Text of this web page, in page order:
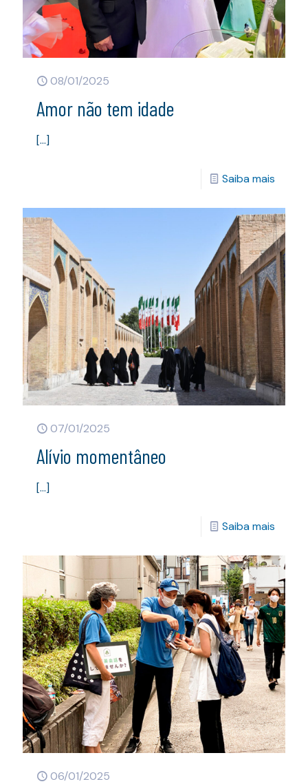
08/01/2025
Amor não tem idade
[…]
Saiba mais
07/01/2025
Alívio momentâneo
[…]
Saiba mais
06/01/2025